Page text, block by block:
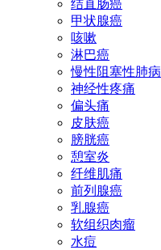
结直肠癌
甲状腺癌
咳嗽
淋巴癌
慢性阻塞性肺病
神经性疼痛
偏头痛
皮肤癌
膀胱癌
憩室炎
纤维肌痛
前列腺癌
乳腺癌
软组织肉瘤
水痘